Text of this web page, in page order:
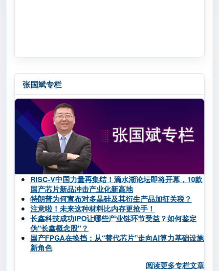
张国斌专栏
RISC-V中国力量再集结！滴水湖论坛即将开幕，10款
国产芯片新品冲击产业化新高地
特朗普为何宣布对多晶硅及其衍生产品加征关税？
注意啦！未来这种材料比内存更抢手！
长鑫科技成功IPO让哪些产业链环节受益？如何鉴定
伪"长鑫概念股"？
国产FPGA在换挡：从“替代芯片”走向AI算力基础设施
新角色
阅读更多专栏文章